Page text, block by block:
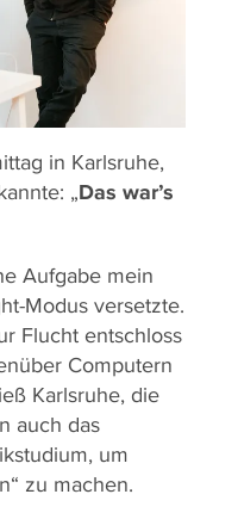
in Karlsruhe,
„Das war’s
Aufgabe mein
Modus versetzte.
Flucht entschloss
Computern
Karlsruhe, die
auch das
um
zu machen.